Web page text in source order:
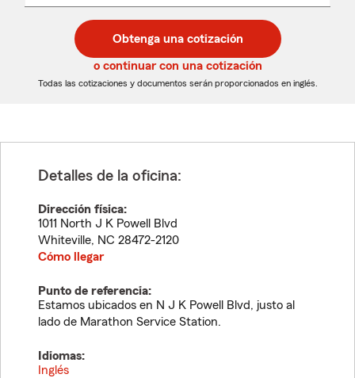
desplegable
de
5
dígitos
de
5
dígitos
Obtenga una cotización
o continuar con una cotización
Todas las cotizaciones y documentos serán proporcionados en inglés.
Detalles de la oficina:
Dirección física:
1011 North J K Powell Blvd
Whiteville, NC 28472-2120
Cómo llegar
Punto de referencia:
Estamos ubicados en N J K Powell Blvd, justo al
lado de Marathon Service Station.
Idiomas:
Inglés